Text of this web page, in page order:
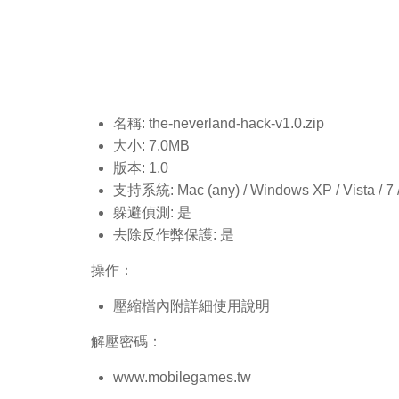
名稱: the-neverland-hack-v1.0.zip
大小: 7.0MB
版本: 1.0
支持系統: Mac (any) / Windows XP / Vista / 7
躲避偵測: 是
去除反作弊保護: 是
操作：
壓縮檔內附詳細使用說明
解壓密碼：
www.mobilegames.tw